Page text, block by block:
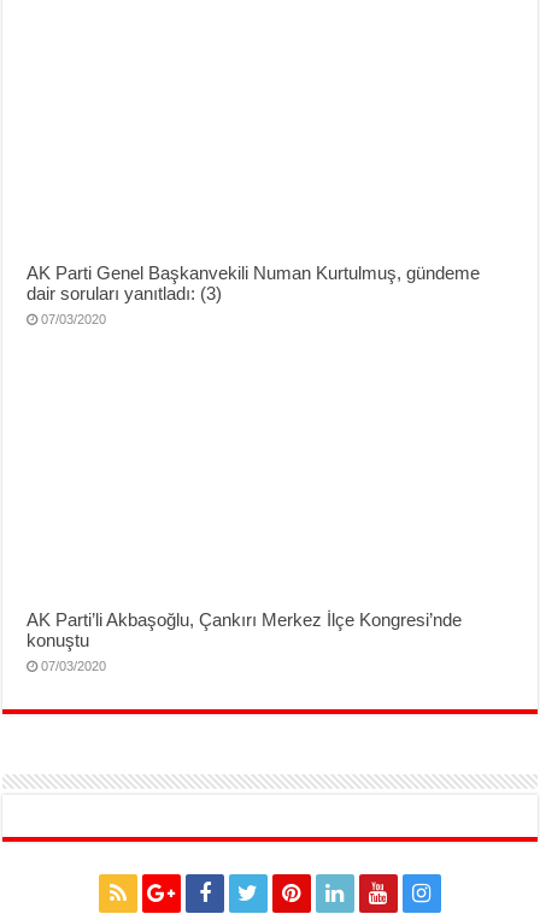
AK Parti Genel Başkanvekili Numan Kurtulmuş, gündeme
dair soruları yanıtladı: (3)
07/03/2020
AK Parti’li Akbaşoğlu, Çankırı Merkez İlçe Kongresi’nde
konuştu
07/03/2020